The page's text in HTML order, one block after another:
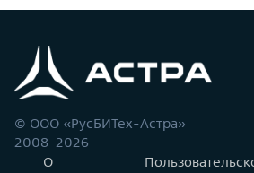
© ООО «РусБИТех-Астра»
2008-2026
О